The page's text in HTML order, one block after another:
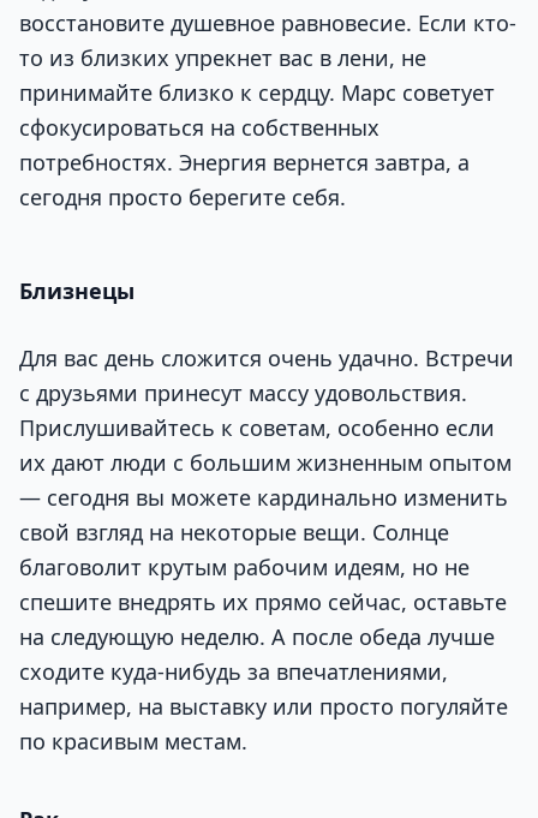
восстановите душевное равновесие. Если кто-
то из близких упрекнет вас в лени, не
принимайте близко к сердцу. Марс советует
сфокусироваться на собственных
потребностях. Энергия вернется завтра, а
сегодня просто берегите себя.
Близнецы
Для вас день сложится очень удачно. Встречи
с друзьями принесут массу удовольствия.
Прислушивайтесь к советам, особенно если
их дают люди с большим жизненным опытом
— сегодня вы можете кардинально изменить
свой взгляд на некоторые вещи. Солнце
благоволит крутым рабочим идеям, но не
спешите внедрять их прямо сейчас, оставьте
на следующую неделю. А после обеда лучше
сходите куда-нибудь за впечатлениями,
например, на выставку или просто погуляйте
по красивым местам.